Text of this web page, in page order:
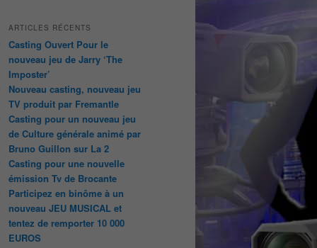
ARTICLES RÉCENTS
Casting Ouvert Pour le
nouveau jeu de Jarry ‘The
Imposter’
Nouveau casting, nouveau jeu
TV produit par Fremantle
Casting pour un nouveau jeu
de Culture générale animé par
Bruno Guillon sur La 2
Casting pour une nouvelle
émission Tv de Brocante
Participez en binôme à un
nouveau JEU MUSICAL et
tentez de remporter 10 000
EUROS